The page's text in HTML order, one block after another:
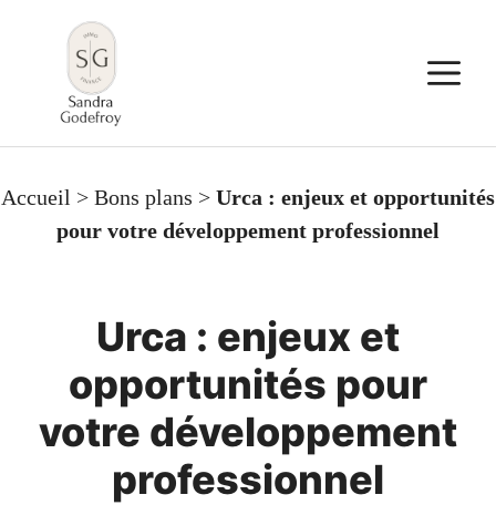
contenu
Accueil > Bons plans > Urca : enjeux et opportunités
pour votre développement professionnel
Urca : enjeux et
opportunités pour
votre développement
professionnel